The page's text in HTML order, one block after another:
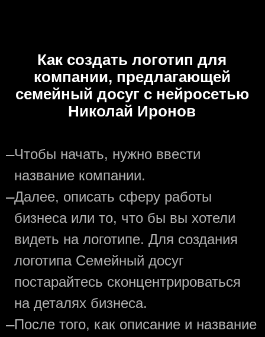
Как создать логотип для
компании, предлагающей
семейный досуг с нейросетью
Николай Иронов
—Чтобы начать, нужно ввести
название компании.
—Далее, описать сферу работы
бизнеса или то, что бы вы хотели
видеть на логотипе. Для создания
логотипа Семейный досуг
постарайтесь сконцентрироваться
на деталях бизнеса.
—После того, как описание и название